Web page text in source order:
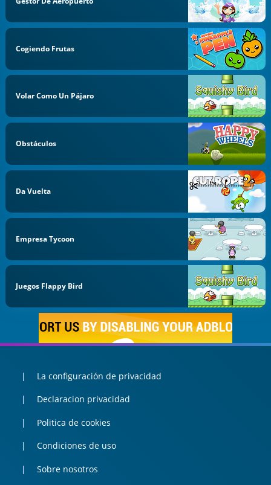
Cogiendo Frutas
Volar Como Un Pájaro
Obstáculos
Da Vuelta
Empresa Tycoon
Juegos Flappy Bird
La configuración de privacidad
Declaracion privacidad
Politica de cookies
Condiciones de uso
Sobre nosotros